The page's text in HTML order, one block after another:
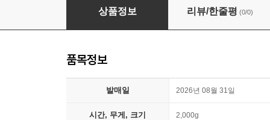
Obituary (오비츄어리) - Cause of Death [그
상품정보 리뷰/한줄평 (0/0)
품목정보
발매일 2026년 08월 31일
시간, 무게, 크기 2,000g